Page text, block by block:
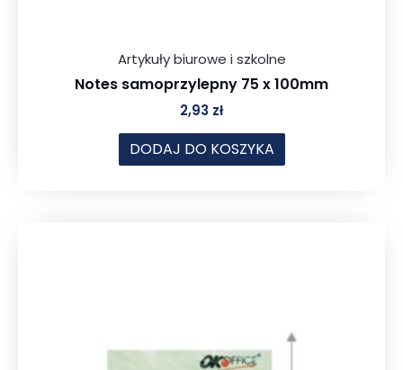
Artykuły biurowe i szkolne
Notes samoprzylepny 75 x 100mm
2,93 zł
DODAJ DO KOSZYKA